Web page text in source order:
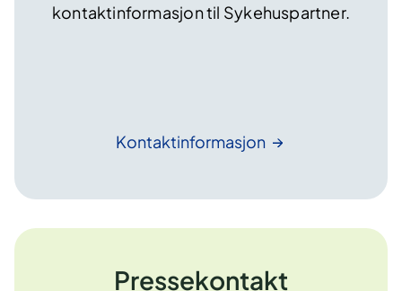
kontaktinformasjon til Sykehuspartner.
Kontaktinformasjon
Pressekontakt